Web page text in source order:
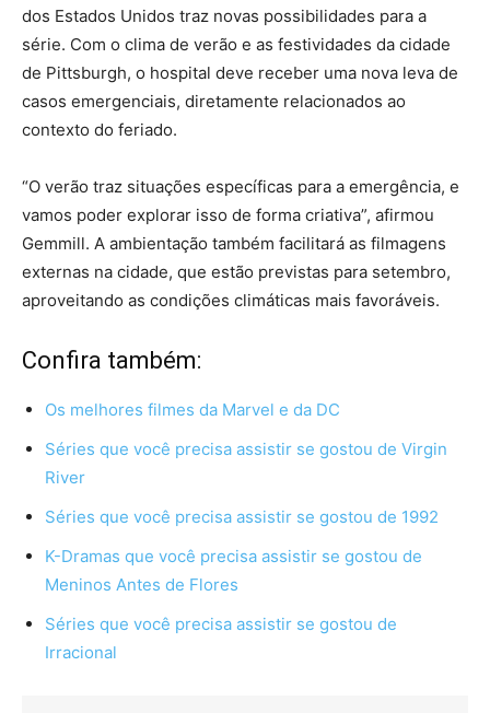
dos Estados Unidos traz novas possibilidades para a
série. Com o clima de verão e as festividades da cidade
de Pittsburgh, o hospital deve receber uma nova leva de
casos emergenciais, diretamente relacionados ao
contexto do feriado.
“O verão traz situações específicas para a emergência, e
vamos poder explorar isso de forma criativa”, afirmou
Gemmill. A ambientação também facilitará as filmagens
externas na cidade, que estão previstas para setembro,
aproveitando as condições climáticas mais favoráveis.
Confira também:
Os melhores filmes da Marvel e da DC
Séries que você precisa assistir se gostou de Virgin
River
Séries que você precisa assistir se gostou de 1992
K-Dramas que você precisa assistir se gostou de
Meninos Antes de Flores
Séries que você precisa assistir se gostou de
Irracional